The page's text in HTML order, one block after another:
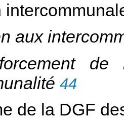
aux
de
44
de la DGF